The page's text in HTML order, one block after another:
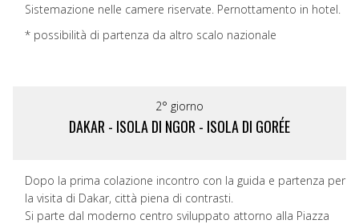
Sistemazione nelle camere riservate. Pernottamento in hotel.
* possibilità di partenza da altro scalo nazionale
2° giorno
DAKAR - ISOLA DI NGOR - ISOLA DI GORÉE
Dopo la prima colazione incontro con la guida e partenza per
la visita di Dakar, città piena di contrasti.
Si parte dal moderno centro sviluppato attorno alla Piazza